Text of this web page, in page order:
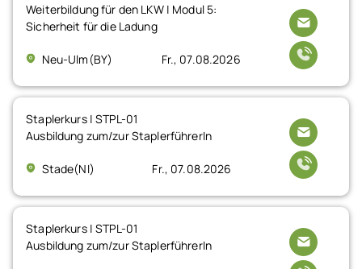
Weiterbildung für den LKW | Modul 5:
Sicherheit für die Ladung
Neu-Ulm(BY) Fr., 07.08.2026
Staplerkurs | STPL-01
Ausbildung zum/zur StaplerführerIn
Stade(NI) Fr., 07.08.2026
Staplerkurs | STPL-01
Ausbildung zum/zur StaplerführerIn